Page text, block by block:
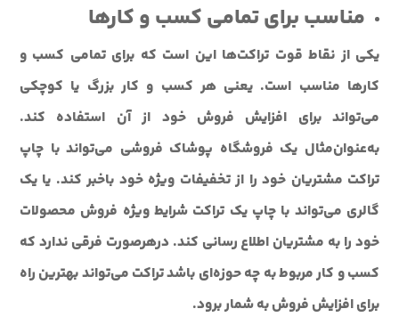
مناسب برای تمامی کسب و کارها
یکی از نقاط قوت تراکت‌ها این است که برای تمامی کسب و
کارها مناسب است. یعنی هر کسب و کار بزرگ یا کوچکی
می‌تواند برای افزایش فروش خود از آن استفاده کند.
به‌عنوان‌مثال یک فروشگاه پوشاک فروشی می‌تواند با چاپ
تراکت مشتریان خود را از تخفیفات ویژه خود باخبر کند. یا یک
گالری می‌تواند با چاپ یک تراکت شرایط ویژه فروش محصولات
خود را به مشتریان اطلاع رسانی کند. درهرصورت فرقی ندارد که
کسب و کار مربوط به چه حوزه‌ای باشد تراکت می‌تواند بهترین راه
برای افزایش فروش به شمار برود.